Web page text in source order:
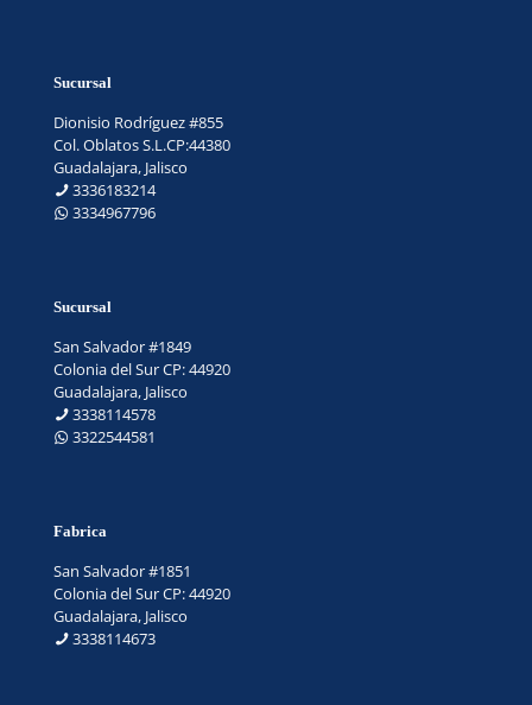
Sucursal
Dionisio Rodríguez #855
Col. Oblatos S.L.CP:44380
Guadalajara, Jalisco
3336183214
3334967796
Sucursal
San Salvador #1849
Colonia del Sur CP: 44920
Guadalajara, Jalisco
3338114578
3322544581
Fabrica
San Salvador #1851
Colonia del Sur CP: 44920
Guadalajara, Jalisco
3338114673